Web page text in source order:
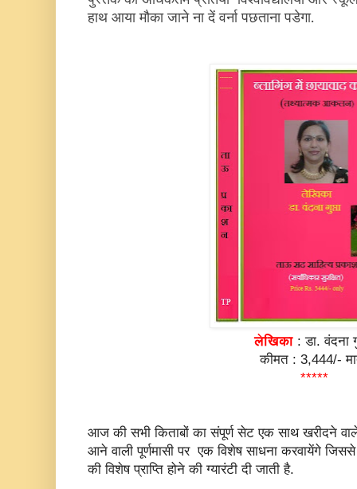
हाथ आया मौका जाने ना दें वर्ना पछताना पडेगा.
लेखिका : डा. वंदना
कीमत : 3,444/-
*****
आज की सभी किताबों का संपूर्ण सेट एक साथ खरीदने वाले
आने वाली पूर्णमासी पर एक विशेष साधना करवायेंगे
की विशेष प्राप्ति होने की ग्यारंटी दी जाती है.